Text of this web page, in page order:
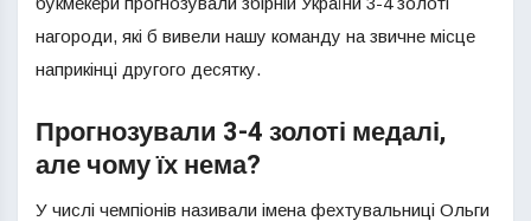
нагороди, які б вивели нашу команду на звичне місце
наприкінці другого десятку.
Прогнозували 3-4 золоті медалі,
але чому їх нема?
У числі чемпіонів називали імена фехтувальниці Ольги